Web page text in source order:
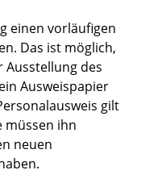
einen vorläufigen
Das ist möglich,
Ausstellung des
Ausweispapier
gilt
müssen ihn
neuen